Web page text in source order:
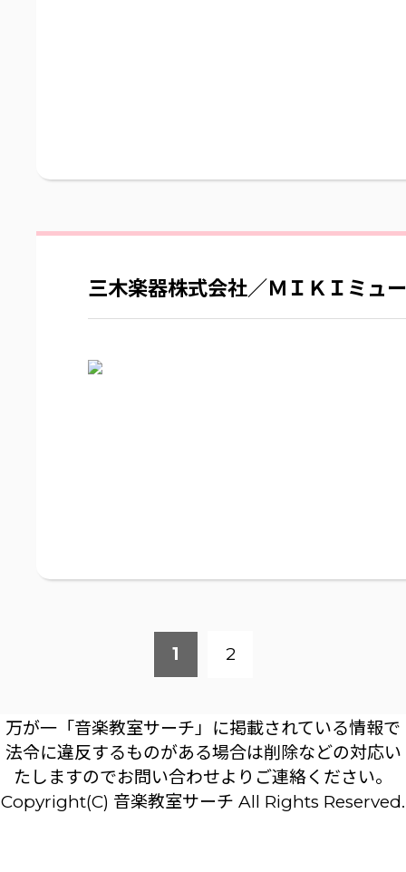
三木楽器株式会社／ＭＩＫＩミュ
1 2
万が一「音楽教室サーチ」に掲載されている情報で
法令に違反するものがある場合は削除などの対応い
たしますのでお問い合わせよりご連絡ください。
Copyright(C) 音楽教室サーチ All Rights Reserved.